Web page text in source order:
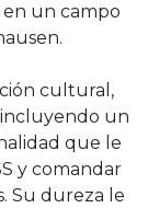
en un campo
cultural,
un
que le
y comandar
Su dureza le